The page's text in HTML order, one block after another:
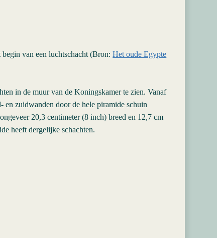
van een luchtschacht (Bron:Het oude Egypte
in de muur van de Koningskamer te zien. Vanaf
en zuidwanden door de hele piramide schuin
20,3 centimeter (8 inch) breed en 12,7 cm
heeft dergelijke schachten.